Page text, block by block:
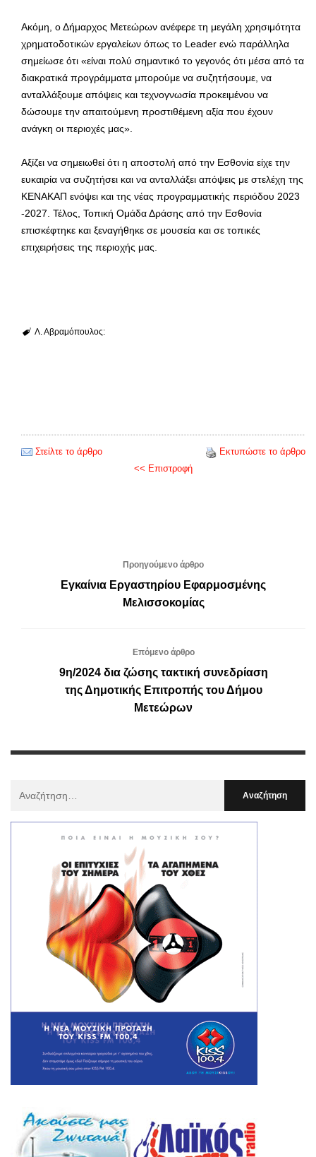
Ακόμη, ο Δήμαρχος Μετεώρων ανέφερε τη μεγάλη χρησιμότητα
χρηματοδοτικών εργαλείων όπως το Leader ενώ παράλληλα
σημείωσε ότι «είναι πολύ σημαντικό το γεγονός ότι μέσα από τα
διακρατικά προγράμματα μπορούμε να συζητήσουμε, να
ανταλλάξουμε απόψεις και τεχνογνωσία προκειμένου να
δώσουμε την απαιτούμενη προστιθέμενη αξία που έχουν
ανάγκη οι περιοχές μας».
Αξίζει να σημειωθεί ότι η αποστολή από την Εσθονία είχε την
ευκαιρία να συζητήσει και να ανταλλάξει απόψεις με στελέχη της
ΚΕΝΑΚΑΠ ενόψει και της νέας προγραμματικής περιόδου 2023
-2027. Τέλος, Τοπική Ομάδα Δράσης από την Εσθονία
επισκέφτηκε και ξεναγήθηκε σε μουσεία και σε τοπικές
επιχειρήσεις της περιοχής μας.
Λ. Αβραμόπουλος:
Στείλτε το άρθρο
Εκτυπώστε το άρθρο
<< Επιστροφή
Προηγούμενο άρθρο
Εγκαίνια Εργαστηρίου Εφαρμοσμένης
Μελισσοκομίας
Επόμενο άρθρο
9η/2024 δια ζώσης τακτική συνεδρίαση
της Δημοτικής Επιτροπής του Δήμου
Μετεώρων
: